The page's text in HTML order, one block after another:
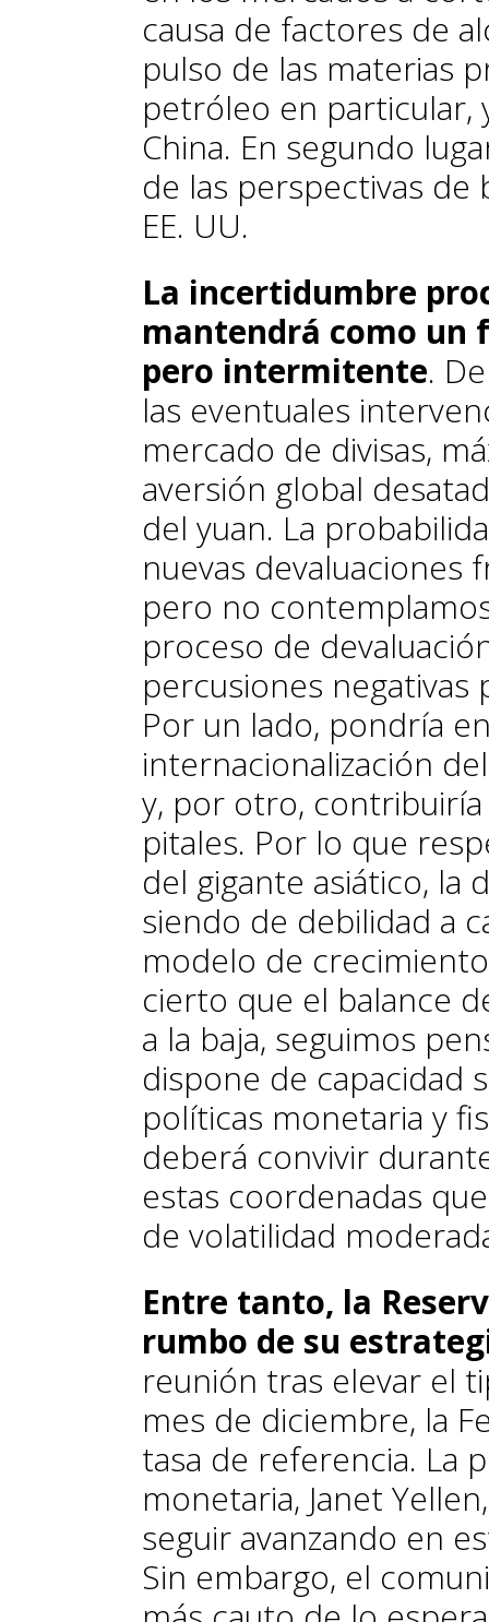
causa de factores de
pulso de las materias
petróleo en particular,
China. En segundo
de las perspectivas
EE. UU.
La incertidumbre
mantendrá como un
pero intermitente.
las eventuales
mercado de divisas,
aversión global
del yuan. La
nuevas devaluaciones
pero no
proceso de
percusiones negativas
Por un lado, pondría
internacionalización
y, por otro,
pitales. Por lo que
del gigante asiático, la
siendo de debilidad a
modelo de
cierto que el balance
a la baja, seguimos
dispone de capacidad
políticas monetaria y
deberá convivir
estas coordenadas
de volatilidad
Entre tanto, la
rumbo de su
reunión tras elevar el
mes de diciembre, la
tasa de referencia. La
monetaria, Janet
seguir avanzando en
Sin embargo, el